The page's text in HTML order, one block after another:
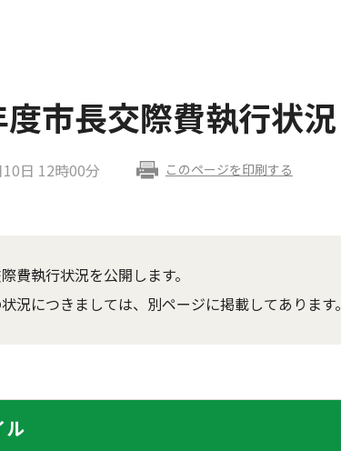
市長交際費執行状況
日 12時00分 このページを印刷する
費執行状況を公開します。
況につきましては、別ページに掲載してあります。
ル